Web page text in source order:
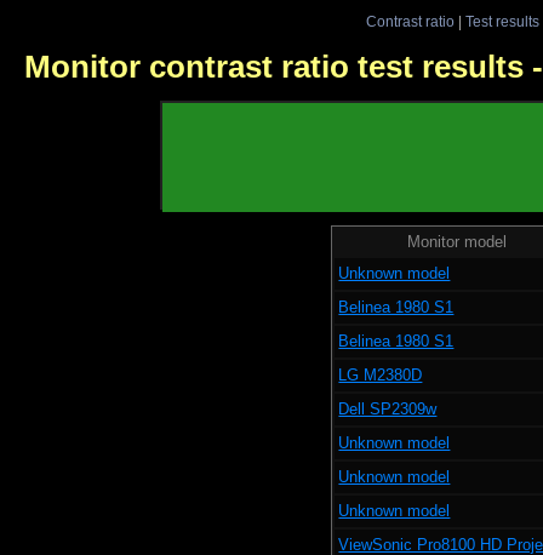
Contrast ratio| Test results
Monitor contrast ratio test results
Monitor model
Unknown model
Belinea 1980 S1
Belinea 1980 S1
LG M2380D
Dell SP2309w
Unknown model
Unknown model
Unknown model
ViewSonic Pro8100 HD